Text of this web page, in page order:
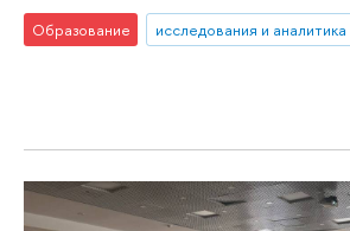
Образование исследования и аналитика